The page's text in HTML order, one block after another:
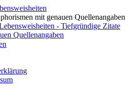
mit genauen Quellenangaben